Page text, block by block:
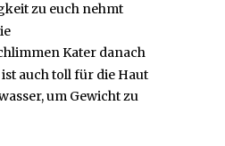
zu euch nehmt
Kater danach
auch toll für die Haut
um Gewicht zu